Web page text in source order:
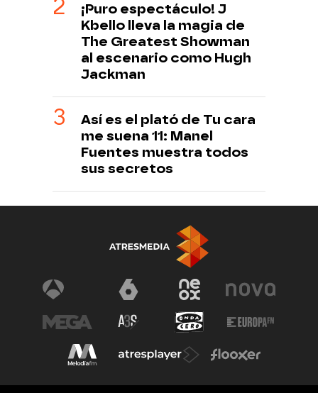
¡Puro espectáculo! J
Kbello lleva la magia de
The Greatest Showman
al escenario como Hugh
Jackman
Así es el plató de Tu cara
me suena 11: Manel
Fuentes muestra todos
sus secretos